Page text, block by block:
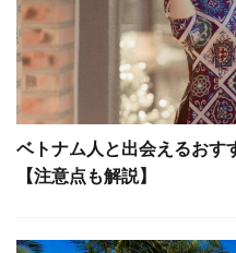
ベトナム人と出会えるおす
【注意点も解説】